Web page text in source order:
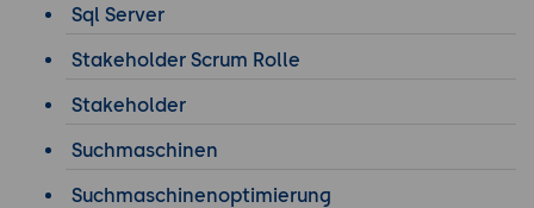
Sql Server
Stakeholder Scrum Rolle
Stakeholder
Suchmaschinen
Suchmaschinenoptimierung